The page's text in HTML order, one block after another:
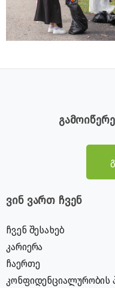
ვინ ვართ ჩვენ
ჩვენ შესახებ
კარიერა
ჩაერთე
კონფიდენციალურობის